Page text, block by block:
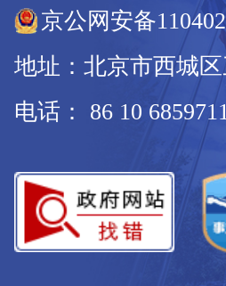
京公网安备
地址：北京市西城
电话： 86 10